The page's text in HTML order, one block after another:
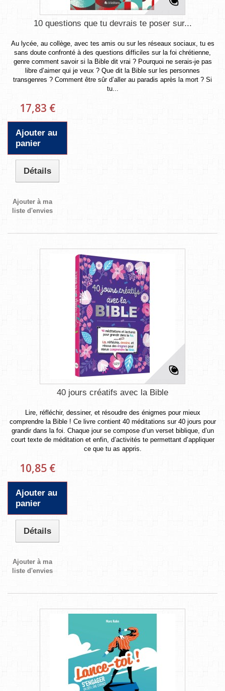
10 questions que tu devrais te poser sur...
Au lycée, au collège, avec tes amis ou sur les réseaux sociaux, tu es
sans doute confronté à des questions difficiles sur la foi chrétienne,
genre comment savoir si la Bible dit vrai ? Pourquoi ne serais-je pas
libre d’aimer qui je veux ? Que dit la Bible sur les personnes
transgenres ? Comment être sûr d’aller au paradis après la mort ? Si
tu...
17,83 €
Ajouter au
panier
Détails
Ajouter à ma
liste d'envies
40 jours créatifs avec la Bible
Lire, réfléchir, dessiner, et résoudre des énigmes pour mieux
comprendre la Bible ! Ce livre contient 40 méditations sur 40 jours pour
grandir dans la foi. Chaque jour se compose d’un verset biblique, d’un
court texte de méditation et enfin, d’activités te permettant d’appliquer
ce que tu as appris.
10,85 €
Ajouter au
panier
Détails
Ajouter à ma
liste d'envies